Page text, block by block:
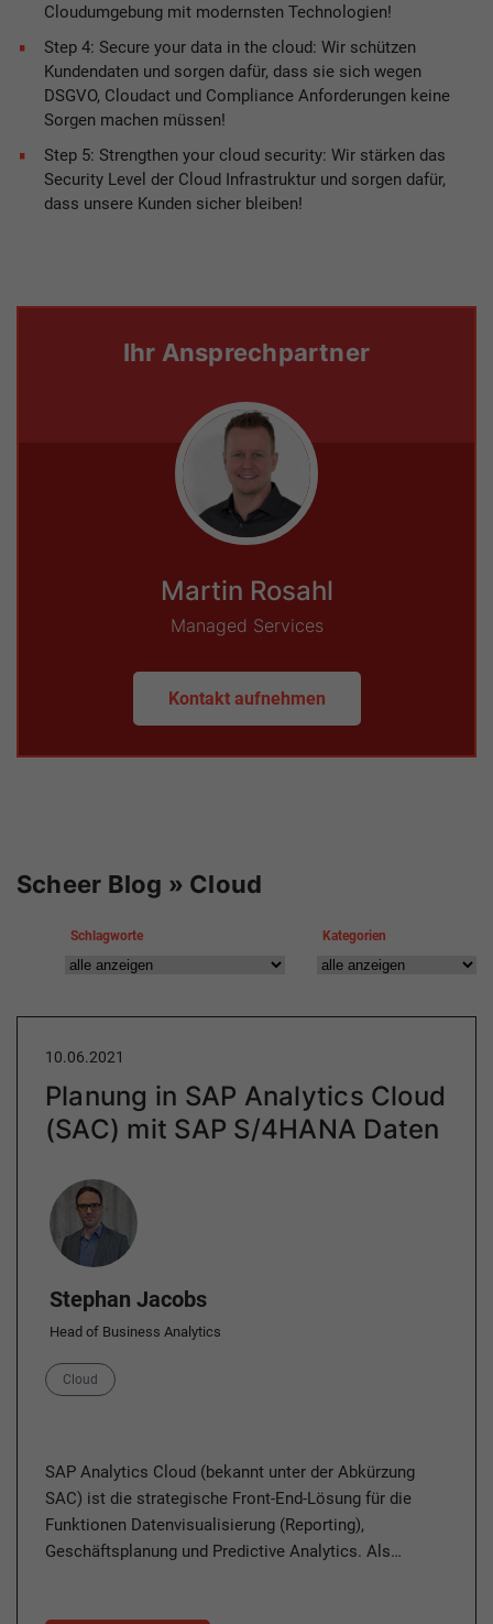
Cloudumgebung mit modernsten Technologien!
Step 4: Secure your data in the cloud: Wir schützen
Kundendaten und sorgen dafür, dass sie sich wegen
DSGVO, Cloudact und Compliance Anforderungen keine
Sorgen machen müssen!
Step 5: Strengthen your cloud security: Wir stärken das
Security Level der Cloud Infrastruktur und sorgen dafür,
dass unsere Kunden sicher bleiben!
Ihr Ansprechpartner
Martin Rosahl
Managed Services
Kontakt aufnehmen
Scheer Blog » Cloud
Schlagworte Kategorien
10.06.2021
Planung in SAP Analytics Cloud
(SAC) mit SAP S/4HANA Daten
Author
Stephan Jacobs
Head of Business Analytics
Category
Cloud
SAP Analytics Cloud (bekannt unter der Abkürzung
SAC) ist die strategische Front-End-Lösung für die
Funktionen Datenvisualisierung (Reporting),
Geschäftsplanung und Predictive Analytics. Als…